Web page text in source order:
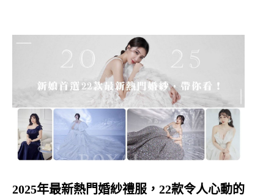
2025年最新熱門婚紗禮服，22款令人心動的